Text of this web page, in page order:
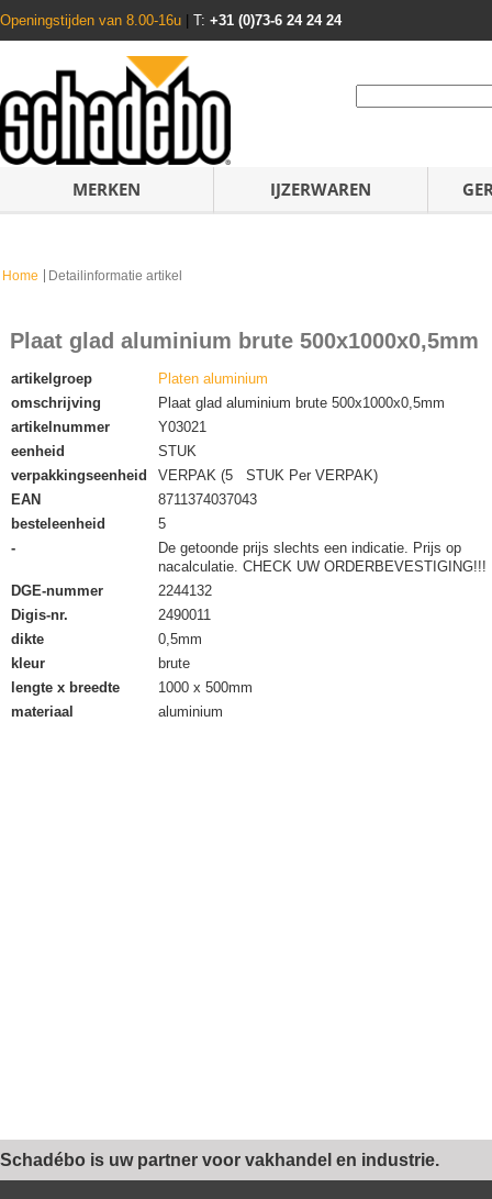
Openingstijden van 8.00-16u T: +31 (0)73-6 24 24 24
MERKEN IJZERWAREN
Home Detailinformatie artikel
Plaat glad aluminium brute 500x1000x0,5mm
artikelgroep
Platen aluminium
omschrijving
Plaat glad aluminium brute 500x1000x0,5mm
artikelnummer
Y03021
eenheid
STUK
verpakkingseenheid
VERPAK (5 STUK Per VERPAK)
EAN
8711374037043
besteleenheid
5
-
De getoonde prijs slechts een indicatie. Prijs op
nacalculatie. CHECK UW ORDERBEVESTIGING!!!
DGE-nummer
2244132
Digis-nr.
2490011
dikte
0,5mm
kleur
brute
lengte x breedte
1000 x 500mm
materiaal
aluminium
Schadébo is uw partner voor vakhandel en industrie.